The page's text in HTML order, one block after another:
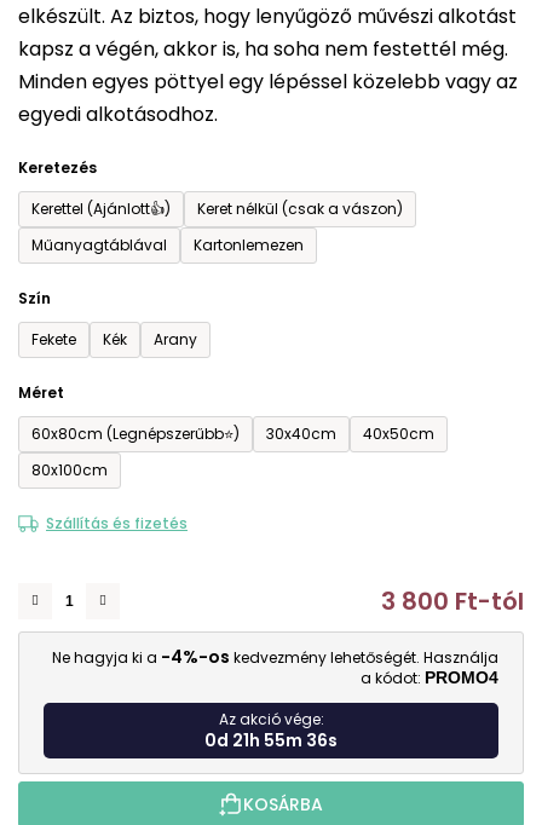
elkészült. Az biztos, hogy lenyűgöző művészi alkotást
kapsz a végén, akkor is, ha soha nem festettél még.
Minden egyes pöttyel egy lépéssel közelebb vagy az
egyedi alkotásodhoz.
Keretezés
Kerettel (Ajánlott👍)
Keret nélkül (csak a vászon)
Műanyagtáblával
Kartonlemezen
Szín
Fekete
Kék Arany
Méret
60x80cm (Legnépszerűbb⭐)
30x40cm
40x50cm
80x100cm
Szállítás és fizetés
3 800 Ft-tól
Ne hagyja ki a -4%-os kedvezmény lehetőségét. Használja
a kódot: PROMO4
Az akció vége:
0d 21h 55m 35s
KOSÁRBA